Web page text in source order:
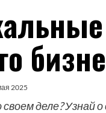
2025
деле? Узнай